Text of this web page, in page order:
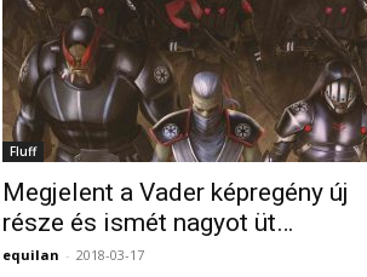
Fluff
Megjelent a Vader képregény új
része és ismét nagyot üt…
equilan - 2018-03-17